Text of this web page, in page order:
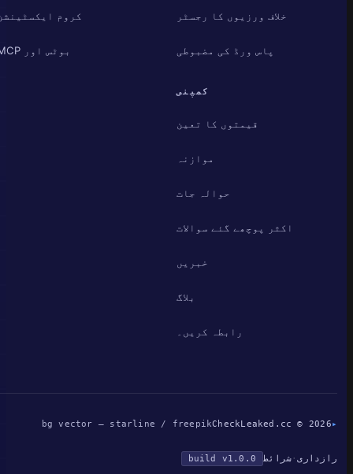
خلاف ورزیوں کا رجسٹر
پاس ورڈ کی مضبوطی
کروم ایکسٹینشن
بوٹس اور MCP
کمپنی
قیمتوں کا تعین
موازنہ
حوالہ جات
اکثر پوچھے گئے سوالات
خبریں
بلاگ
رابطہ کریں۔
CheckLeaked.cc © 2026
bg vector — starline / freepik
رازداری · شرائط build v1.0.0